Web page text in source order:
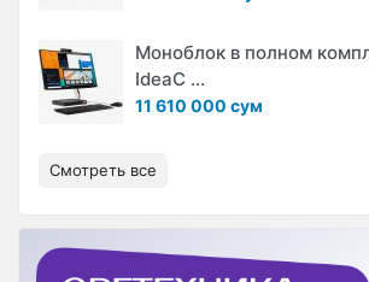
Моноблок в полном
IdeaC ...
11 610 000 сум
Смотреть все